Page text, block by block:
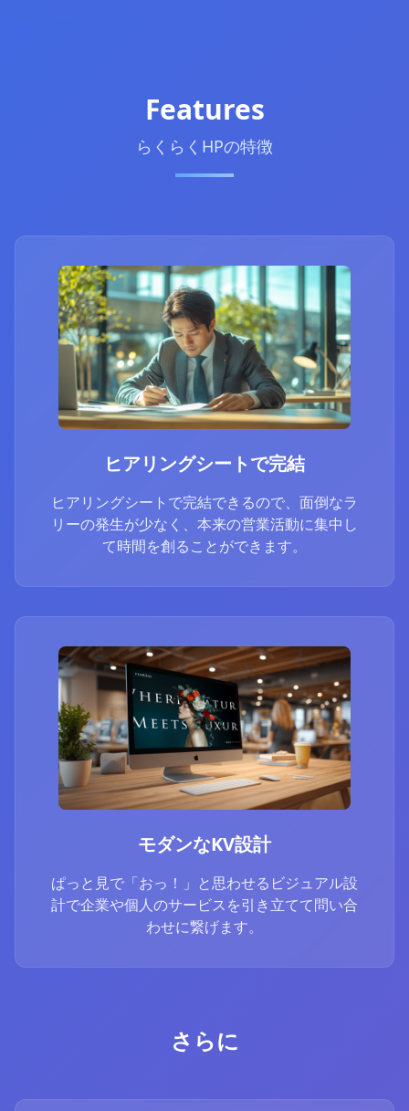
Features
らくらくHPの特徴
ヒアリングシートで完結
ヒアリングシートで完結できるので、面倒なラ
リーの発生が少なく、本来の営業活動に集中し
て時間を創ることができます。
モダンなKV設計
ぱっと見で「おっ！」と思わせるビジュアル設
計で企業や個人のサービスを引き立てて問い合
わせに繋げます。
さらに